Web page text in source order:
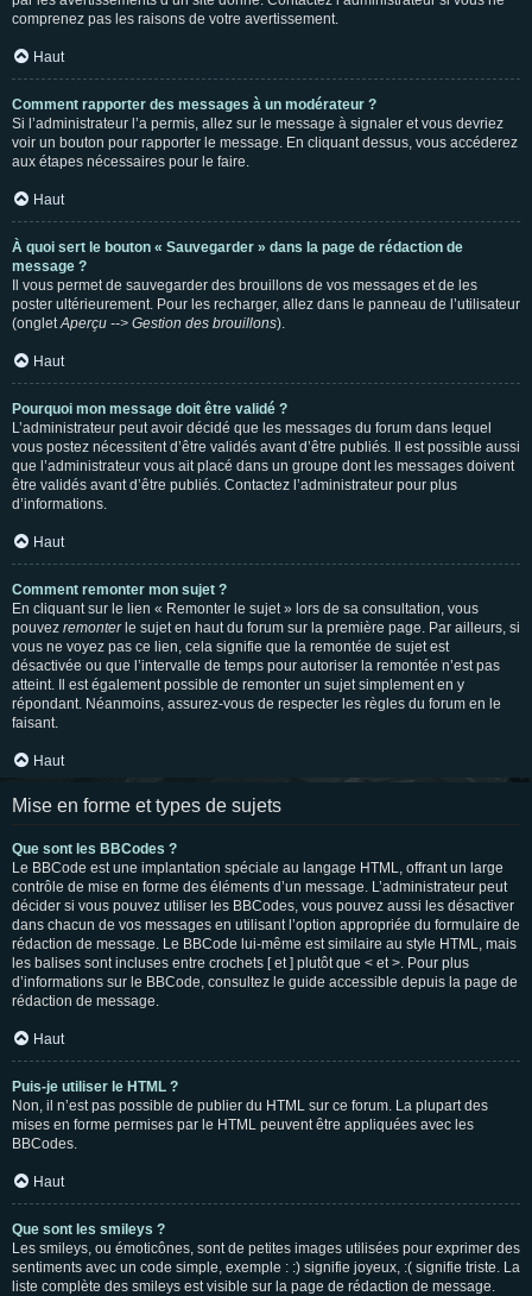
comprenez pas les raisons de votre avertissement.
Haut
Comment rapporter des messages à un modérateur ?
Si l’administrateur l’a permis, allez sur le message à signaler et vous devriez
voir un bouton pour rapporter le message. En cliquant dessus, vous accéderez
aux étapes nécessaires pour le faire.
Haut
À quoi sert le bouton « Sauvegarder » dans la page de rédaction de
message ?
Il vous permet de sauvegarder des brouillons de vos messages et de les
poster ultérieurement. Pour les recharger, allez dans le panneau de l’utilisateur
(ongletAperçu --> Gestion des brouillons).
Haut
Pourquoi mon message doit être validé ?
L’administrateur peut avoir décidé que les messages du forum dans lequel
vous postez nécessitent d’être validés avant d’être publiés. Il est possible aussi
que l’administrateur vous ait placé dans un groupe dont les messages doivent
être validés avant d’être publiés. Contactez l’administrateur pour plus
d’informations.
Haut
Comment remonter mon sujet ?
En cliquant sur le lien « Remonter le sujet » lors de sa consultation, vous
pouvez remonterle sujet en haut du forum sur la première page. Par ailleurs, si
vous ne voyez pas ce lien, cela signifie que la remontée de sujet est
désactivée ou que l’intervalle de temps pour autoriser la remontée n’est pas
atteint. Il est également possible de remonter un sujet simplement en y
répondant. Néanmoins, assurez-vous de respecter les règles du forum en le
faisant.
Haut
Mise en forme et types de sujets
Que sont les BBCodes ?
Le BBCode est une implantation spéciale au langage HTML, offrant un large
contrôle de mise en forme des éléments d’un message. L’administrateur peut
décider si vous pouvez utiliser les BBCodes, vous pouvez aussi les désactiver
dans chacun de vos messages en utilisant l’option appropriée du formulaire de
rédaction de message. Le BBCode lui-même est similaire au style HTML, mais
les balises sont incluses entre crochets [ et ] plutôt que < et >. Pour plus
d’informations sur le BBCode, consultez le guide accessible depuis la page de
rédaction de message.
Haut
Puis-je utiliser le HTML ?
Non, il n’est pas possible de publier du HTML sur ce forum. La plupart des
mises en forme permises par le HTML peuvent être appliquées avec les
BBCodes.
Haut
Que sont les smileys ?
Les smileys, ou émoticônes, sont de petites images utilisées pour exprimer des
sentiments avec un code simple, exemple : :) signifie joyeux, :( signifie triste. La
liste complète des smileys est visible sur la page de rédaction de message.